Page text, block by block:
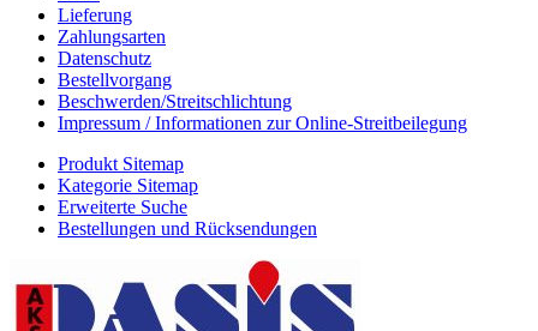
Lieferung
Zahlungsarten
Datenschutz
Bestellvorgang
Beschwerden/Streitschlichtung
Impressum / Informationen zur Online-Streitbeilegung
Produkt Sitemap
Kategorie Sitemap
Erweiterte Suche
Bestellungen und Rücksendungen